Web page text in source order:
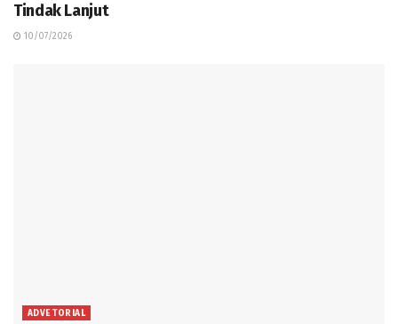
Tindak Lanjut
10/07/2026
ADVETORIAL